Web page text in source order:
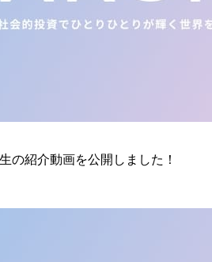
の紹介動画を公開しました！